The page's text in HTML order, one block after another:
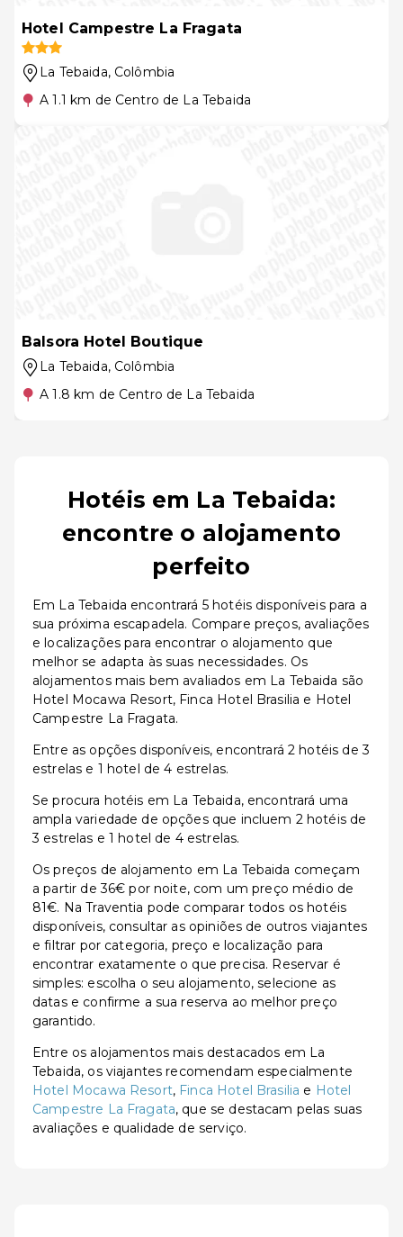
Hotel Campestre La Fragata
La Tebaida, Colômbia
A 1.1 km de Centro de La Tebaida
Balsora Hotel Boutique
La Tebaida, Colômbia
A 1.8 km de Centro de La Tebaida
Hotéis em La Tebaida:
encontre o alojamento
perfeito
Em La Tebaida encontrará 5 hotéis disponíveis para a
sua próxima escapadela. Compare preços, avaliações
e localizações para encontrar o alojamento que
melhor se adapta às suas necessidades. Os
alojamentos mais bem avaliados em La Tebaida são
Hotel Mocawa Resort, Finca Hotel Brasilia e Hotel
Campestre La Fragata.
Entre as opções disponíveis, encontrará 2 hotéis de 3
estrelas e 1 hotel de 4 estrelas.
Se procura hotéis em La Tebaida, encontrará uma
ampla variedade de opções que incluem 2 hotéis de
3 estrelas e 1 hotel de 4 estrelas.
Os preços de alojamento em La Tebaida começam
a partir de 36€ por noite, com um preço médio de
81€. Na Traventia pode comparar todos os hotéis
disponíveis, consultar as opiniões de outros viajantes
e filtrar por categoria, preço e localização para
encontrar exatamente o que precisa. Reservar é
simples: escolha o seu alojamento, selecione as
datas e confirme a sua reserva ao melhor preço
garantido.
Entre os alojamentos mais destacados em La
Tebaida, os viajantes recomendam especialmente
Hotel Mocawa Resort, Finca Hotel Brasilia e Hotel
Campestre La Fragata, que se destacam pelas suas
avaliações e qualidade de serviço.